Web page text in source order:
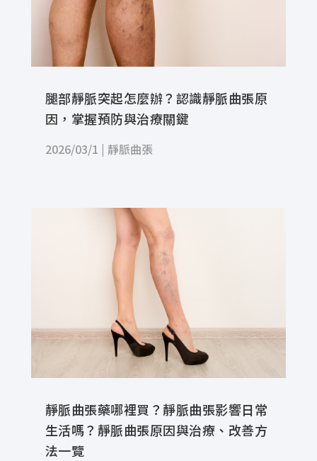
腿部靜脈突起怎麼辦？認識靜脈曲張原
因，掌握預防與治療關鍵
2026/03/1 | 靜脈曲張
靜脈曲張藥哪裡買？靜脈曲張影響日常
生活嗎？靜脈曲張原因與治療、改善方
法一覽